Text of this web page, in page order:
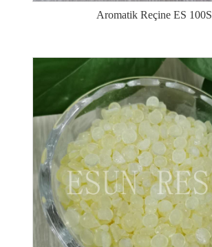
Aromatik Reçine ES 100S